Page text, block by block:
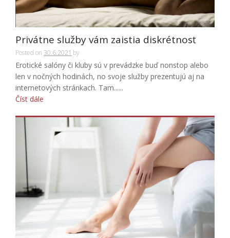
Privátne služby vám zaistia diskrétnosť
Posted on 30.6.2021 by
Erotické salóny či kluby sú v prevádzke buď nonstop alebo
len v nočných hodinách, no svoje služby prezentujú aj na
internetových stránkach. Tam......
Číst dále